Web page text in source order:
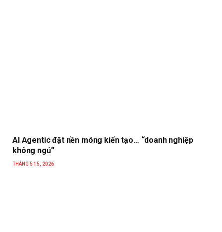
AI Agentic đặt nền móng kiến tạo… “doanh nghiệp
không ngủ”
THÁNG 5 15, 2026